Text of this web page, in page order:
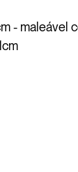
- maleável